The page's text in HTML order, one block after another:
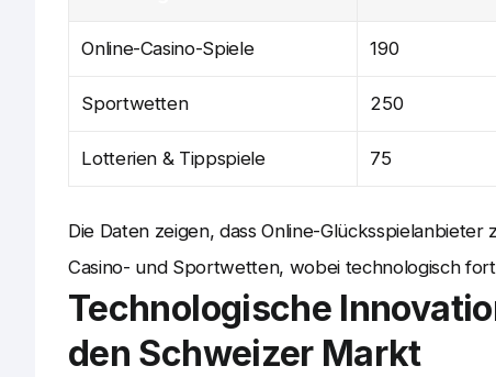
Online-Casino-Spiele 190
Sportwetten 250
Lotterien & Tippspiele 75
Die Daten zeigen, dass Online-
Casino- und Sportwetten, wobei technologisch
Technologische
den Schweizer Markt